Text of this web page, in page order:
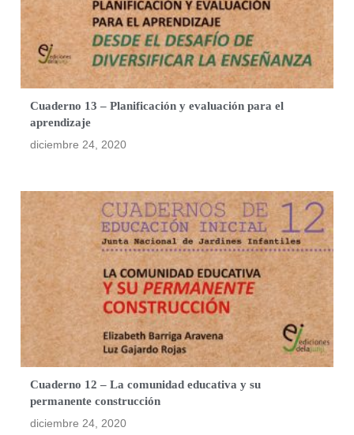
Cuaderno 13 – Planificación y evaluación para el
aprendizaje
diciembre 24, 2020
Cuaderno 12 – La comunidad educativa y su
permanente construcción
diciembre 24, 2020